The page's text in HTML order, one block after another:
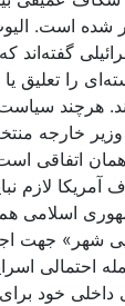
را تعلیق
هرچند
خارجه
اتفاقی
لازم
شهر» جهت
احتمالی
داخلی خود